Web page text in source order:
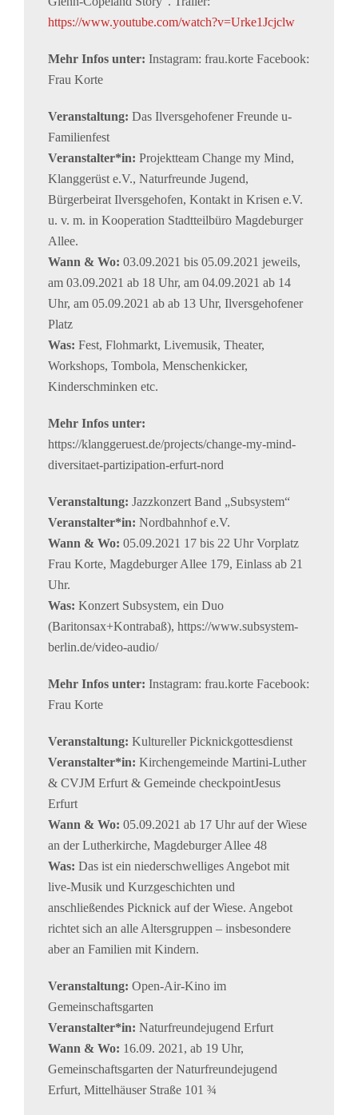
https://www.youtube.com/watch?v=Urke1Jcjclw
Mehr Infos unter: Instagram: frau.korte Facebook:
Frau Korte
Veranstaltung: Das Ilversgehofener Freunde u-
Familienfest
Veranstalter*in: Projektteam Change my Mind,
Klanggerüst e.V., Naturfreunde Jugend,
Bürgerbeirat Ilversgehofen, Kontakt in Krisen e.V.
u. v. m. in Kooperation Stadtteilbüro Magdeburger
Allee.
Wann & Wo: 03.09.2021 bis 05.09.2021 jeweils,
am 03.09.2021 ab 18 Uhr, am 04.09.2021 ab 14
Uhr, am 05.09.2021 ab ab 13 Uhr, Ilversgehofener
Platz
Was: Fest, Flohmarkt, Livemusik, Theater,
Workshops, Tombola, Menschenkicker,
Kinderschminken etc.
Mehr Infos unter:
https://klanggeruest.de/projects/change-my-mind-
diversitaet-partizipation-erfurt-nord
Veranstaltung: Jazzkonzert Band „Subsystem“
Veranstalter*in: Nordbahnhof e.V.
Wann & Wo: 05.09.2021 17 bis 22 Uhr Vorplatz
Frau Korte, Magdeburger Allee 179, Einlass ab 21
Uhr.
Was: Konzert Subsystem, ein Duo
(Baritonsax+Kontrabaß), https://www.subsystem-
berlin.de/video-audio/
Mehr Infos unter: Instagram: frau.korte Facebook:
Frau Korte
Veranstaltung: Kultureller Picknickgottesdienst
Veranstalter*in: Kirchengemeinde Martini-Luther
& CVJM Erfurt & Gemeinde checkpointJesus
Erfurt
Wann & Wo: 05.09.2021 ab 17 Uhr auf der Wiese
an der Lutherkirche, Magdeburger Allee 48
Was: Das ist ein niederschwelliges Angebot mit
live-Musik und Kurzgeschichten und
anschließendes Picknick auf der Wiese. Angebot
richtet sich an alle Altersgruppen – insbesondere
aber an Familien mit Kindern.
Veranstaltung: Open-Air-Kino im
Gemeinschaftsgarten
Veranstalter*in: Naturfreundejugend Erfurt
Wann & Wo: 16.09. 2021, ab 19 Uhr,
Gemeinschaftsgarten der Naturfreundejugend
Erfurt, Mittelhäuser Straße 101 ¾